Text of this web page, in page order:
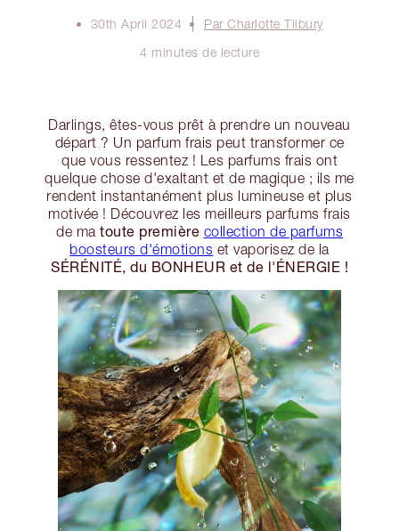
30th April 2024
Par Charlotte Tilbury
4 minutes de lecture
Darlings, êtes-vous prêt à prendre un nouveau
départ ? Un parfum frais peut transformer ce
que vous ressentez ! Les parfums frais ont
quelque chose d'exaltant et de magique ; ils me
rendent instantanément plus lumineuse et plus
motivée ! Découvrez les meilleurs parfums frais
de ma toute première collection de parfums
boosteurs d'émotions et vaporisez de la
SÉRÉNITÉ, du BONHEUR et de l'ÉNERGIE !